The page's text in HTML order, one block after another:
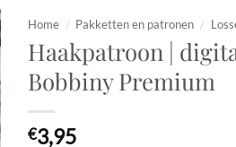
Home / Pakketten en patronen /
Haakpatroon |
Bobbiny Premium
€3,95